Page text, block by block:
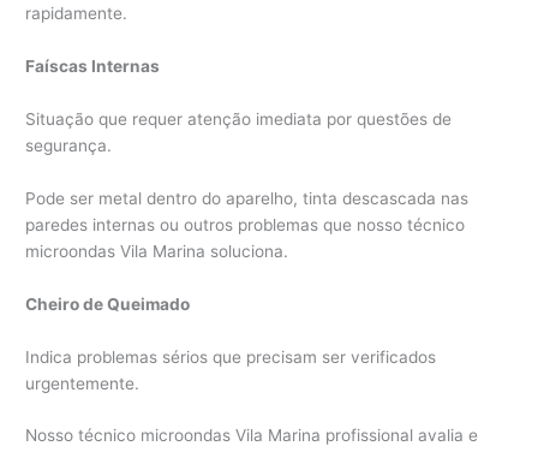
rapidamente.
Faíscas Internas
Situação que requer atenção imediata por questões de
segurança.
Pode ser metal dentro do aparelho, tinta descascada nas
paredes internas ou outros problemas que nosso técnico
microondas Vila Marina soluciona.
Cheiro de Queimado
Indica problemas sérios que precisam ser verificados
urgentemente.
Nosso técnico microondas Vila Marina profissional avalia e